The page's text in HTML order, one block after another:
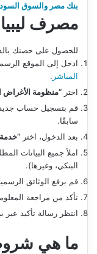
بنك مصر والسوق
مصرف
للحصول على حصتك
ادخل إلى الموقع
المباشر .
اختر “منظومة الأغراض
قم بتسجيل حساب جديد
سابقًا.
بعد الدخول، اختر
املأ جميع البيانات
البنكي، وغيرها).
قم برفع الوثائق
تأكد من مراجعة
انتظر رسالة تأكيد عبر
ما هي